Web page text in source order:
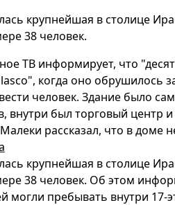
крупнейшая в столице
38 человек.
ТВ информирует, что
когда оно обрушилось
человек. Здание было
внутри был торговый центр
рассказал, что в доме
крупнейшая в столице
38 человек. Об этом
могли пребывать внутри 17-